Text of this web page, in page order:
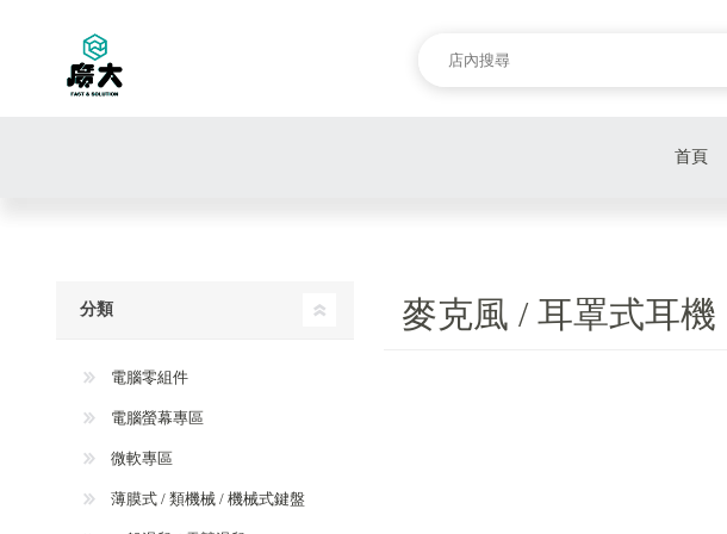
首頁
麥克風 / 耳罩式耳機
分類
電腦零組件
電腦螢幕專區
微軟專區
薄膜式 / 類機械 / 機械式鍵盤